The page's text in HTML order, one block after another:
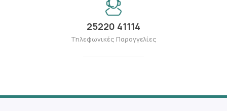
25220 41114
Τηλεφωνικές Παραγγελίες